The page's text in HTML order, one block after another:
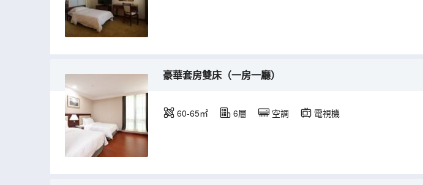
豪華套房雙床（一房一廳）
60-65㎡ 6層 空調 電視機